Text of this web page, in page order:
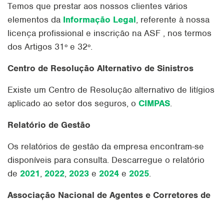
Temos que prestar aos nossos clientes vários
elementos da Informação Legal, referente à nossa
licença profissional e inscrição na ASF , nos termos
dos Artigos 31º e 32º.
Centro de Resolução Alternativo de Sinistros
Existe um Centro de Resolução alternativo de litígios
aplicado ao setor dos seguros, o CIMPAS.
Relatório de Gestão
Os relatórios de gestão da empresa encontram-se
disponíveis para consulta. Descarregue o relatório
de 2021, 2022, 2023 e 2024 e 2025.
Associação Nacional de Agentes e Corretores de